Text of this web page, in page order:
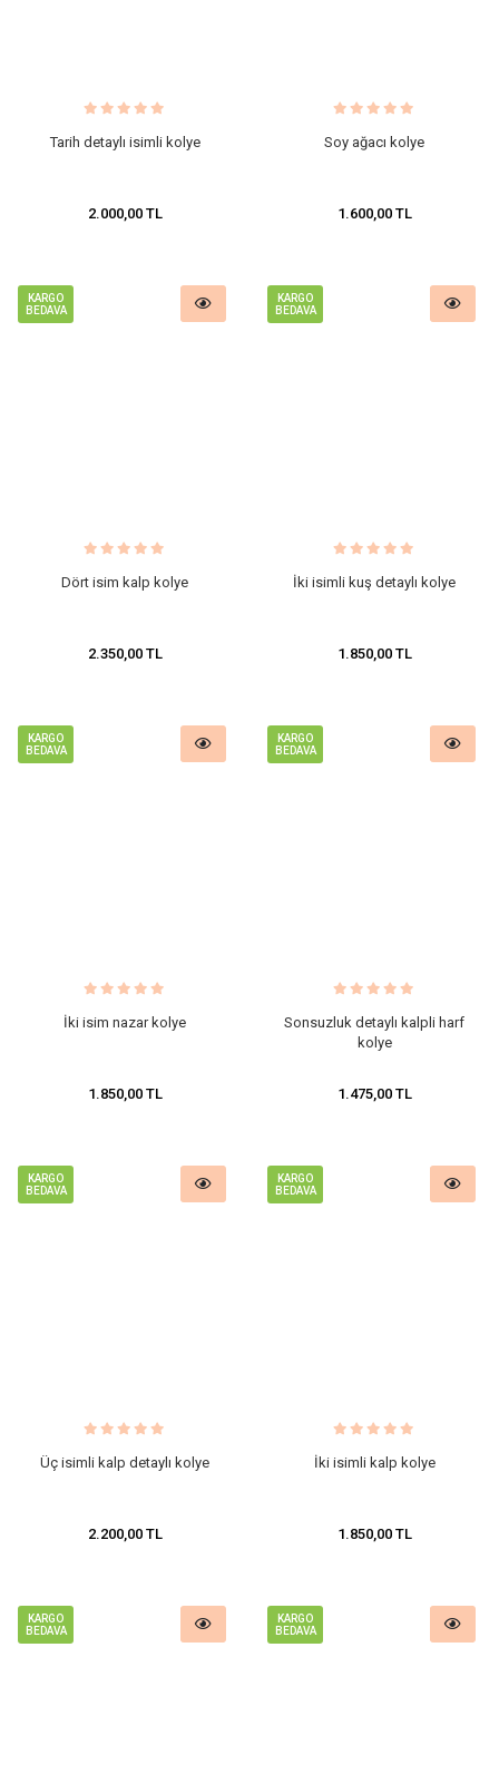
Tarih detaylı isimli kolye
2.000,00 TL
Soy ağacı kolye
1.600,00 TL
KARGO
BEDAVA
Dört isim kalp kolye
2.350,00 TL
KARGO
BEDAVA
İki isimli kuş detaylı kolye
1.850,00 TL
KARGO
BEDAVA
İki isim nazar kolye
1.850,00 TL
KARGO
BEDAVA
Sonsuzluk detaylı kalpli harf
kolye
1.475,00 TL
KARGO
BEDAVA
Üç isimli kalp detaylı kolye
2.200,00 TL
KARGO
BEDAVA
İki isimli kalp kolye
1.850,00 TL
KARGO
BEDAVA
KARGO
BEDAVA